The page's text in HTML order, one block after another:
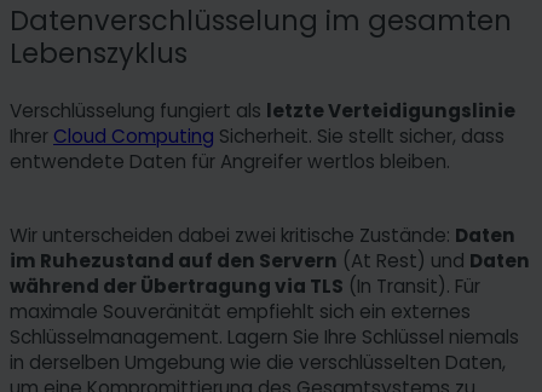
Datenverschlüsselung im gesamten
Lebenszyklus
Verschlüsselung fungiert als letzte Verteidigungslinie
Ihrer Cloud Computing Sicherheit. Sie stellt sicher, dass
entwendete Daten für Angreifer wertlos bleiben.
Wir unterscheiden dabei zwei kritische Zustände: Daten
im Ruhezustand auf den Servern (At Rest) und Daten
während der Übertragung via TLS (In Transit). Für
maximale Souveränität empfiehlt sich ein externes
Schlüsselmanagement. Lagern Sie Ihre Schlüssel niemals
in derselben Umgebung wie die verschlüsselten Daten,